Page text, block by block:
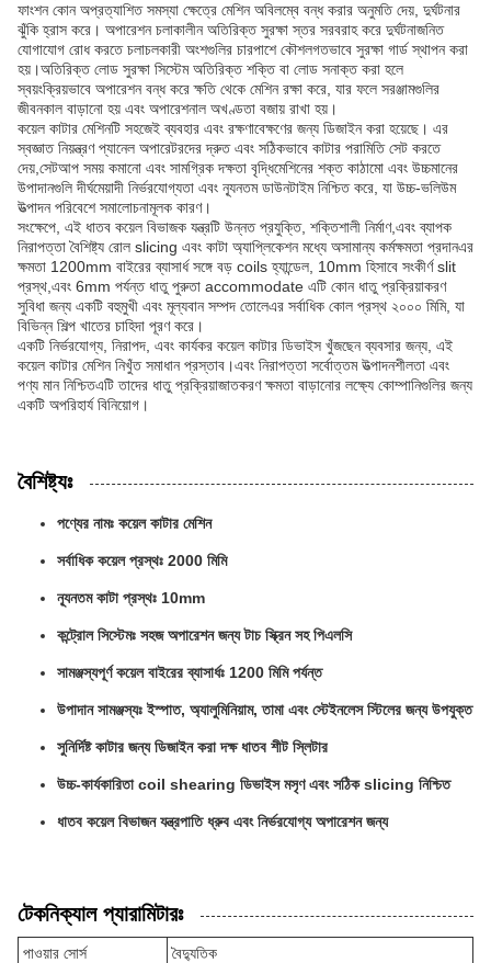
ফাংশন কোন অপ্রত্যাশিত সমস্যা ক্ষেত্রে মেশিন অবিলম্বে বন্ধ করার অনুমতি দেয়, দুর্ঘটনার
ঝুঁকি হ্রাস করে। অপারেশন চলাকালীন অতিরিক্ত সুরক্ষা স্তর সরবরাহ করে দুর্ঘটনাজনিত
যোগাযোগ রোধ করতে চলাচলকারী অংশগুলির চারপাশে কৌশলগতভাবে সুরক্ষা গার্ড স্থাপন করা
হয়।অতিরিক্ত লোড সুরক্ষা সিস্টেম অতিরিক্ত শক্তি বা লোড সনাক্ত করা হলে
স্বয়ংক্রিয়ভাবে অপারেশন বন্ধ করে ক্ষতি থেকে মেশিন রক্ষা করে, যার ফলে সরঞ্জামগুলির
জীবনকাল বাড়ানো হয় এবং অপারেশনাল অখণ্ডতা বজায় রাখা হয়।
কয়েল কাটার মেশিনটি সহজেই ব্যবহার এবং রক্ষণাবেক্ষণের জন্য ডিজাইন করা হয়েছে। এর
স্বজ্ঞাত নিয়ন্ত্রণ প্যানেল অপারেটরদের দ্রুত এবং সঠিকভাবে কাটার পরামিতি সেট করতে
দেয়,সেটআপ সময় কমানো এবং সামগ্রিক দক্ষতা বৃদ্ধিমেশিনের শক্ত কাঠামো এবং উচ্চমানের
উপাদানগুলি দীর্ঘমেয়াদী নির্ভরযোগ্যতা এবং ন্যূনতম ডাউনটাইম নিশ্চিত করে, যা উচ্চ-ভলিউম
উত্পাদন পরিবেশে সমালোচনামূলক কারণ।
সংক্ষেপে, এই ধাতব কয়েল বিভাজক যন্ত্রটি উন্নত প্রযুক্তি, শক্তিশালী নির্মাণ,এবং ব্যাপক
নিরাপত্তা বৈশিষ্ট্য রোল slicing এবং কাটা অ্যাপ্লিকেশন মধ্যে অসামান্য কর্মক্ষমতা প্রদানএর
ক্ষমতা 1200mm বাইরের ব্যাসার্ধ সঙ্গে বড় coils হ্যান্ডেল, 10mm হিসাবে সংকীর্ণ slit
প্রস্থ,এবং 6mm পর্যন্ত ধাতু পুরুতা accommodate এটি কোন ধাতু প্রক্রিয়াকরণ
সুবিধা জন্য একটি বহুমুখী এবং মূল্যবান সম্পদ তোলেএর সর্বাধিক কোল প্রস্থ ২০০০ মিমি, যা
বিভিন্ন শিল্প খাতের চাহিদা পূরণ করে।
একটি নির্ভরযোগ্য, নিরাপদ, এবং কার্যকর কয়েল কাটার ডিভাইস খুঁজছেন ব্যবসার জন্য, এই
কয়েল কাটার মেশিন নিখুঁত সমাধান প্রস্তাব।এবং নিরাপত্তা সর্বোত্তম উত্পাদনশীলতা এবং
পণ্য মান নিশ্চিতএটি তাদের ধাতু প্রক্রিয়াজাতকরণ ক্ষমতা বাড়ানোর লক্ষ্যে কোম্পানিগুলির জন্য
একটি অপরিহার্য বিনিয়োগ।
বৈশিষ্ট্যঃ
পণ্যের নামঃ কয়েল কাটার মেশিন
সর্বাধিক কয়েল প্রস্থঃ 2000 মিমি
ন্যূনতম কাটা প্রস্থঃ 10mm
কন্ট্রোল সিস্টেমঃ সহজ অপারেশন জন্য টাচ স্ক্রিন সহ পিএলসি
সামঞ্জস্যপূর্ণ কয়েল বাইরের ব্যাসার্ধঃ 1200 মিমি পর্যন্ত
উপাদান সামঞ্জস্যঃ ইস্পাত, অ্যালুমিনিয়াম, তামা এবং স্টেইনলেস স্টিলের জন্য উপযুক্ত
সুনির্দিষ্ট কাটার জন্য ডিজাইন করা দক্ষ ধাতব শীট স্লিটার
উচ্চ-কার্যকারিতা coil shearing ডিভাইস মসৃণ এবং সঠিক slicing নিশ্চিত
ধাতব কয়েল বিভাজন যন্ত্রপাতি ধ্রুব এবং নির্ভরযোগ্য অপারেশন জন্য
টেকনিক্যাল প্যারামিটারঃ
পাওয়ার সোর্স বৈদ্যুতিক